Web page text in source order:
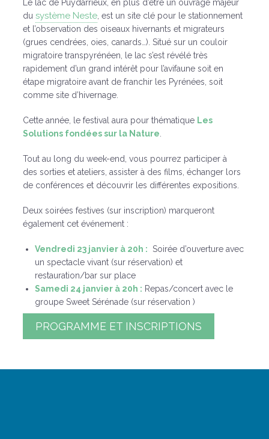
Le lac de Puydarrieux, en plus d’être un ouvrage majeur
dusystème Neste, est un site clé pour le stationnement
et l’observation des oiseaux hivernants et migrateurs
(grues cendrées, oies, canards…). Situé sur un couloir
migratoire transpyrénéen, le lac s’est révélé très
rapidement d’un grand intérêt pour l’avifaune soit en
étape migratoire avant de franchir les Pyrénées, soit
comme site d’hivernage.
Cette année, le festival aura pour thématique Les
Solutions fondées sur la Nature.
Tout au long du week-end, vous pourrez participer à
des sorties et ateliers, assister à des films, échanger lors
de conférences et découvrir les différentes expositions.
Deux soirées festives (sur inscription) marqueront
également cet événement :
Vendredi 23 janvier à 20h : Soirée d’ouverture avec
un spectacle vivant (sur réservation) et
restauration/bar sur place
Samedi 24 janvier à 20h : Repas/concert avec le
groupe Sweet Sérénade (sur réservation )
PROGRAMME ET INSCRIPTIONS